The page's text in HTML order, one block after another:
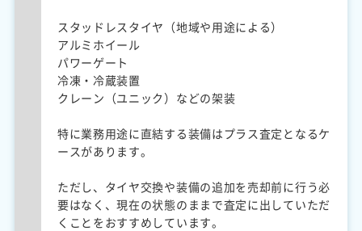
スタッドレスタイヤ（地域や用途による）
アルミホイール
パワーゲート
冷凍・冷蔵装置
クレーン（ユニック）などの架装
特に業務用途に直結する装備はプラス査定となるケ
ースがあります。
ただし、タイヤ交換や装備の追加を売却前に行う必
要はなく、現在の状態のままで査定に出していただ
くことをおすすめしています。